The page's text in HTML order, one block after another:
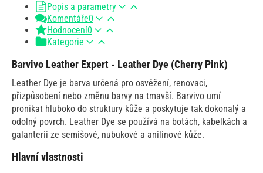
Popis a parametry
Komentáře0
Hodnocení0
Kategorie
Barvivo Leather Expert - Leather Dye (Cherry Pink)
Leather Dye je barva určená pro osvěžení, renovaci,
přizpůsobení nebo změnu barvy na tmavší. Barvivo umí
pronikat hluboko do struktury kůže a poskytuje tak dokonalý a
odolný povrch. Leather Dye se používá na botách, kabelkách a
galanterii ze semišové, nubukové a anilinové kůže.
Hlavní vlastnosti